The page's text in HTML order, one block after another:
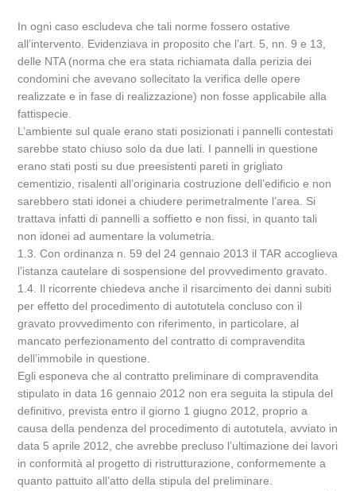
In ogni caso escludeva che tali norme fossero ostative
all’intervento. Evidenziava in proposito che l’art. 5, nn. 9 e 13,
delle NTA (norma che era stata richiamata dalla perizia dei
condomini che avevano sollecitato la verifica delle opere
realizzate e in fase di realizzazione) non fosse applicabile alla
fattispecie.
L’ambiente sul quale erano stati posizionati i pannelli contestati
sarebbe stato chiuso solo da due lati. I pannelli in questione
erano stati posti su due preesistenti pareti in grigliato
cementizio, risalenti all’originaria costruzione dell’edificio e non
sarebbero stati idonei a chiudere perimetralmente l’area. Si
trattava infatti di pannelli a soffietto e non fissi, in quanto tali
non idonei ad aumentare la volumetria.
1.3. Con ordinanza n. 59 del 24 gennaio 2013 il TAR accoglieva
l’istanza cautelare di sospensione del provvedimento gravato.
1.4. Il ricorrente chiedeva anche il risarcimento dei danni subiti
per effetto del procedimento di autotutela concluso con il
gravato provvedimento con riferimento, in particolare, al
mancato perfezionamento del contratto di compravendita
dell’immobile in questione.
Egli esponeva che al contratto preliminare di compravendita
stipulato in data 16 gennaio 2012 non era seguita la stipula del
definitivo, prevista entro il giorno 1 giugno 2012, proprio a
causa della pendenza del procedimento di autotutela, avviato in
data 5 aprile 2012, che avrebbe precluso l’ultimazione dei lavori
in conformità al progetto di ristrutturazione, conformemente a
quanto pattuito all’atto della stipula del preliminare.